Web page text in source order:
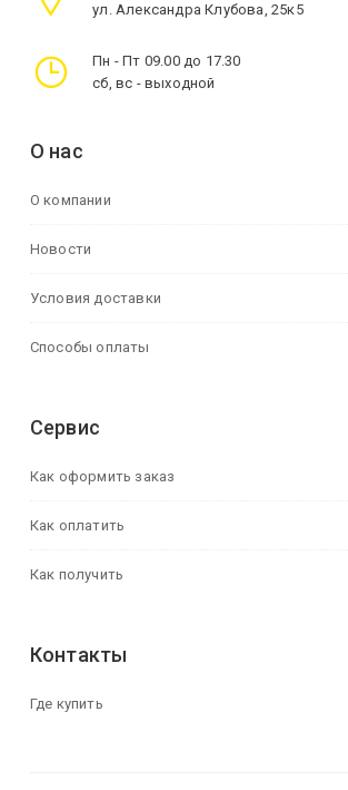
ул. Александра Клубова, 25к5
Пн - Пт 09.00 до 17.30
сб, вс - выходной
О нас
О компании
Новости
Условия доставки
Способы оплаты
Сервис
Как оформить заказ
Как оплатить
Как получить
Контакты
Где купить